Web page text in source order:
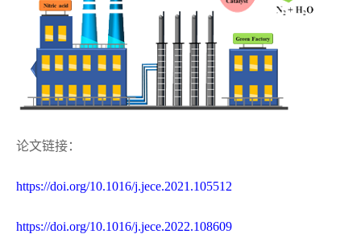
论文链接：
https://doi.org/10.1016/j.jece.2021.105512
https://doi.org/10.1016/j.jece.2022.108609